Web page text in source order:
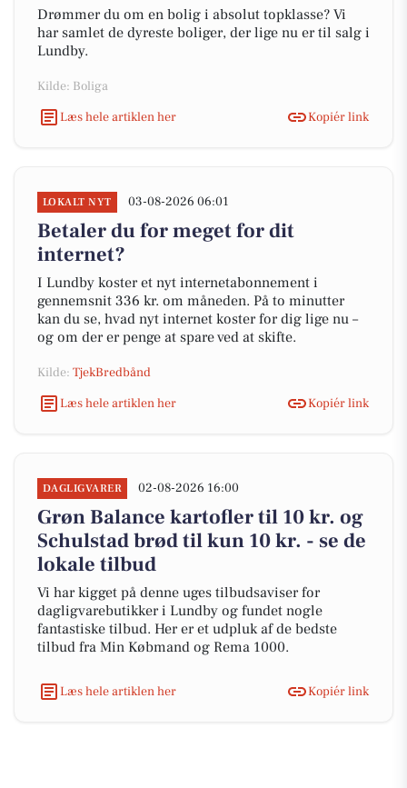
Drømmer du om en bolig i absolut topklasse? Vi
har samlet de dyreste boliger, der lige nu er til salg i
Lundby.
Kilde: Boliga
Læs hele artiklen her
Kopiér link
LOKALT NYT 03-08-2026 06:01
Betaler du for meget for dit
internet?
I Lundby koster et nyt internetabonnement i
gennemsnit 336 kr. om måneden. På to minutter
kan du se, hvad nyt internet koster for dig lige nu –
og om der er penge at spare ved at skifte.
Kilde: TjekBredbånd
Læs hele artiklen her
Kopiér link
DAGLIGVARER 02-08-2026 16:00
Grøn Balance kartofler til 10 kr. og
Schulstad brød til kun 10 kr. - se de
lokale tilbud
Vi har kigget på denne uges tilbudsaviser for
dagligvarebutikker i Lundby og fundet nogle
fantastiske tilbud. Her er et udpluk af de bedste
tilbud fra Min Købmand og Rema 1000.
Læs hele artiklen her Kopiér link